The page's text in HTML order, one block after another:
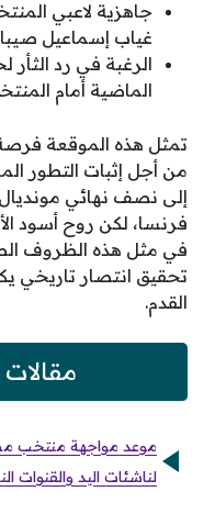
جاهزية لاعبي
غياب إسماعيل
الرغبة في رد
الماضية أمام
تمثل هذه الموقعة فرصة
من أجل إثبات التطور
فرنسا، لكن روح أسود
في مثل هذه الظروف
تحقيق انتصار تاريخي
القدم.
موعد مواجهة منتخب
لناشئات اليد والقنوات